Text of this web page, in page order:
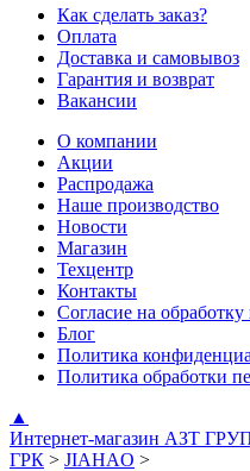
Как сделать заказ?
Оплата
Доставка и самовывоз
Гарантия и возврат
Вакансии
О компании
Акции
Распродажа
Наше производство
Новости
Магазин
Техцентр
Контакты
Согласие на
Блог
Политика
Политика обработки
▲
Интернет-магазин АЗТ
ГРК > JIAHAO >